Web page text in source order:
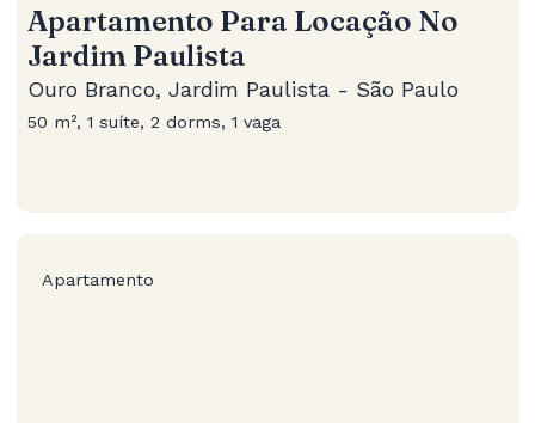
Apartamento Para Locação No
Jardim Paulista
Ouro Branco, Jardim Paulista - São Paulo
50 m², 1 suíte, 2 dorms, 1 vaga
Apartamento